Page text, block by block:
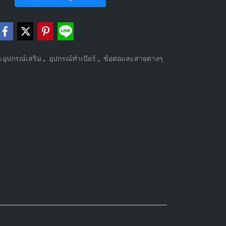
อุปกรณ์เสริม , อุปกรณ์ทำเบียร์ , ข้อต่อและสายต่างๆ